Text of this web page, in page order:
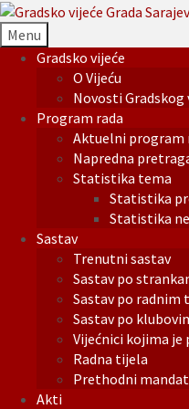
Menu
Gradsko vijeće
O Vijeću
Novosti Gradskog
Program rada
Aktuelni program
Napredna
Statistika tema
Statistika
Statistika
Sastav
Trenutni sastav
Sastav po
Sastav po radnim
Sastav po
Vijećnici kojima
Radna tijela
Prethodni
Akti